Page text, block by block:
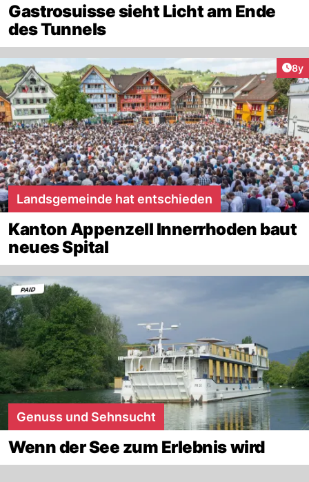
Gastrosuisse sieht Licht am Ende
des Tunnels
8y
Landsgemeinde hat entschieden
Kanton Appenzell Innerrhoden baut
neues Spital
Genuss und Sehnsucht
Wenn der See zum Erlebnis wird